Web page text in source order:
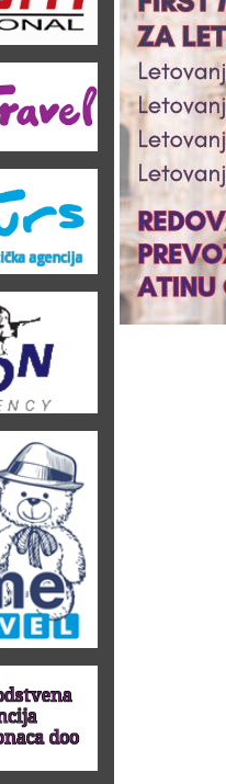
Skladištenje Stvari
Magacin Lagerovanje